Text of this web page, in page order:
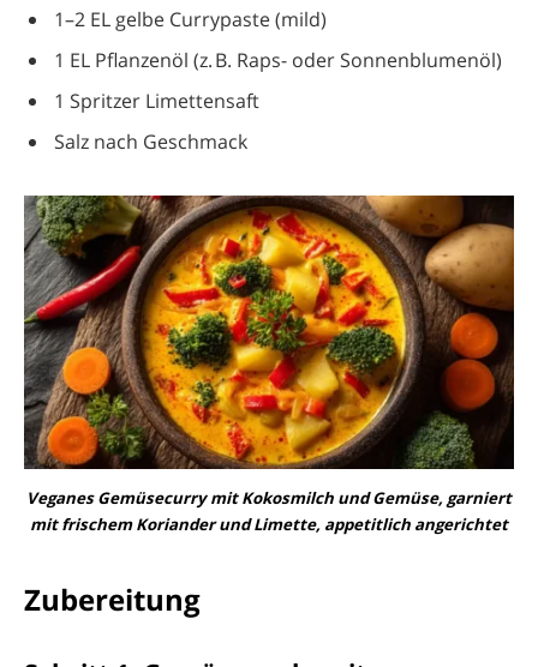
1–2 EL gelbe Currypaste (mild)
1 EL Pflanzenöl (z. B. Raps- oder Sonnenblumenöl)
1 Spritzer Limettensaft
Salz nach Geschmack
Veganes Gemüsecurry mit Kokosmilch und Gemüse, garniert
mit frischem Koriander und Limette, appetitlich angerichtet
Zubereitung